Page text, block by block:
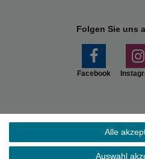
Folgen Sie uns
Facebook
Alle
Auswahl